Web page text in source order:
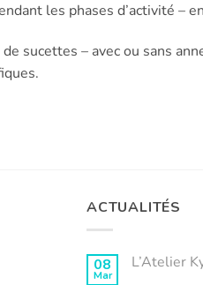
les phases d’activité –
sucettes – avec ou sans
ACTUALITÉS
08
Mar
L’Atelier